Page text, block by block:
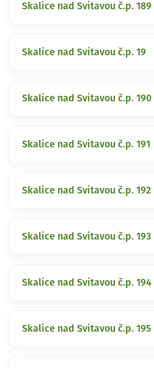
Skalice nad Svitavou č.p. 189
Skalice nad Svitavou č.p. 19
Skalice nad Svitavou č.p. 190
Skalice nad Svitavou č.p. 191
Skalice nad Svitavou č.p. 192
Skalice nad Svitavou č.p. 193
Skalice nad Svitavou č.p. 194
Skalice nad Svitavou č.p. 195